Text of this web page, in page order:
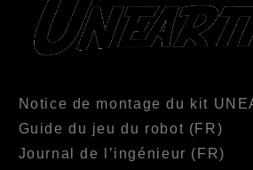
Notice de montage du kit
Guide du jeu du robot (FR)
Journal de l’ingénieur (FR)